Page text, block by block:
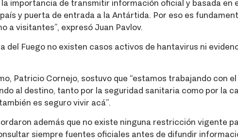
importancia de transmitir información oficial y basada en
y puerta de entrada a la Antártida. Por eso es
visitantes”, expresó Juan Pavlov.
del Fuego no existen casos activos de hantavirus ni
Patricio Cornejo, sostuvo que “estamos trabajando con
al destino, tanto por la seguridad sanitaria como por la
es seguro vivir acá”.
además que no existe ninguna restricción vigente
siempre fuentes oficiales antes de difundir